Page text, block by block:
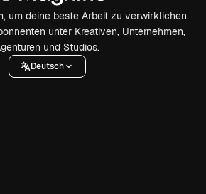
um deine beste Arbeit zu verwirklichen.
unter Kreativen, Unternehmen,
und Studios.
Deutsch